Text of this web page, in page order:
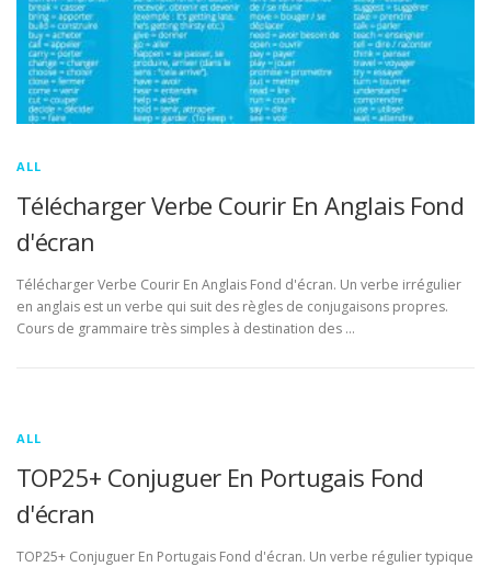
ALL
Télécharger Verbe Courir En Anglais Fond
d'écran
Télécharger Verbe Courir En Anglais Fond d'écran. Un verbe irrégulier
en anglais est un verbe qui suit des règles de conjugaisons propres.
Cours de grammaire très simples à destination des …
ALL
TOP25+ Conjuguer En Portugais Fond
d'écran
TOP25+ Conjuguer En Portugais Fond d'écran. Un verbe régulier typique